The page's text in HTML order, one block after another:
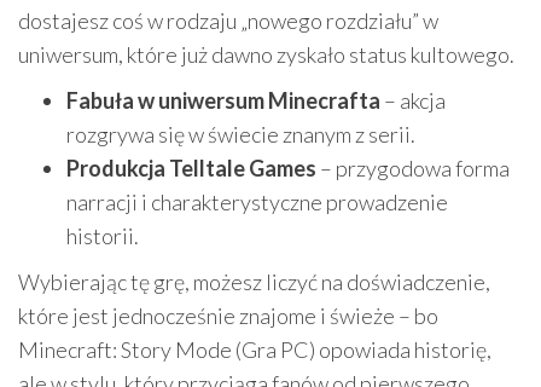
dostajesz coś w rodzaju „nowego rozdziału” w
uniwersum, które już dawno zyskało status kultowego.
Fabuła w uniwersum Minecrafta – akcja
rozgrywa się w świecie znanym z serii.
Produkcja Telltale Games – przygodowa forma
narracji i charakterystyczne prowadzenie
historii.
Wybierając tę grę, możesz liczyć na doświadczenie,
które jest jednocześnie znajome i świeże – bo
Minecraft: Story Mode (Gra PC) opowiada historię,